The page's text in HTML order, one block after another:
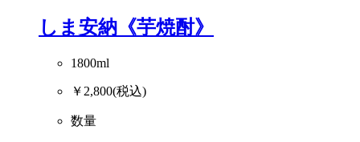
しま安納《芋焼酎》
1800ml
￥2,800(税込)
数量